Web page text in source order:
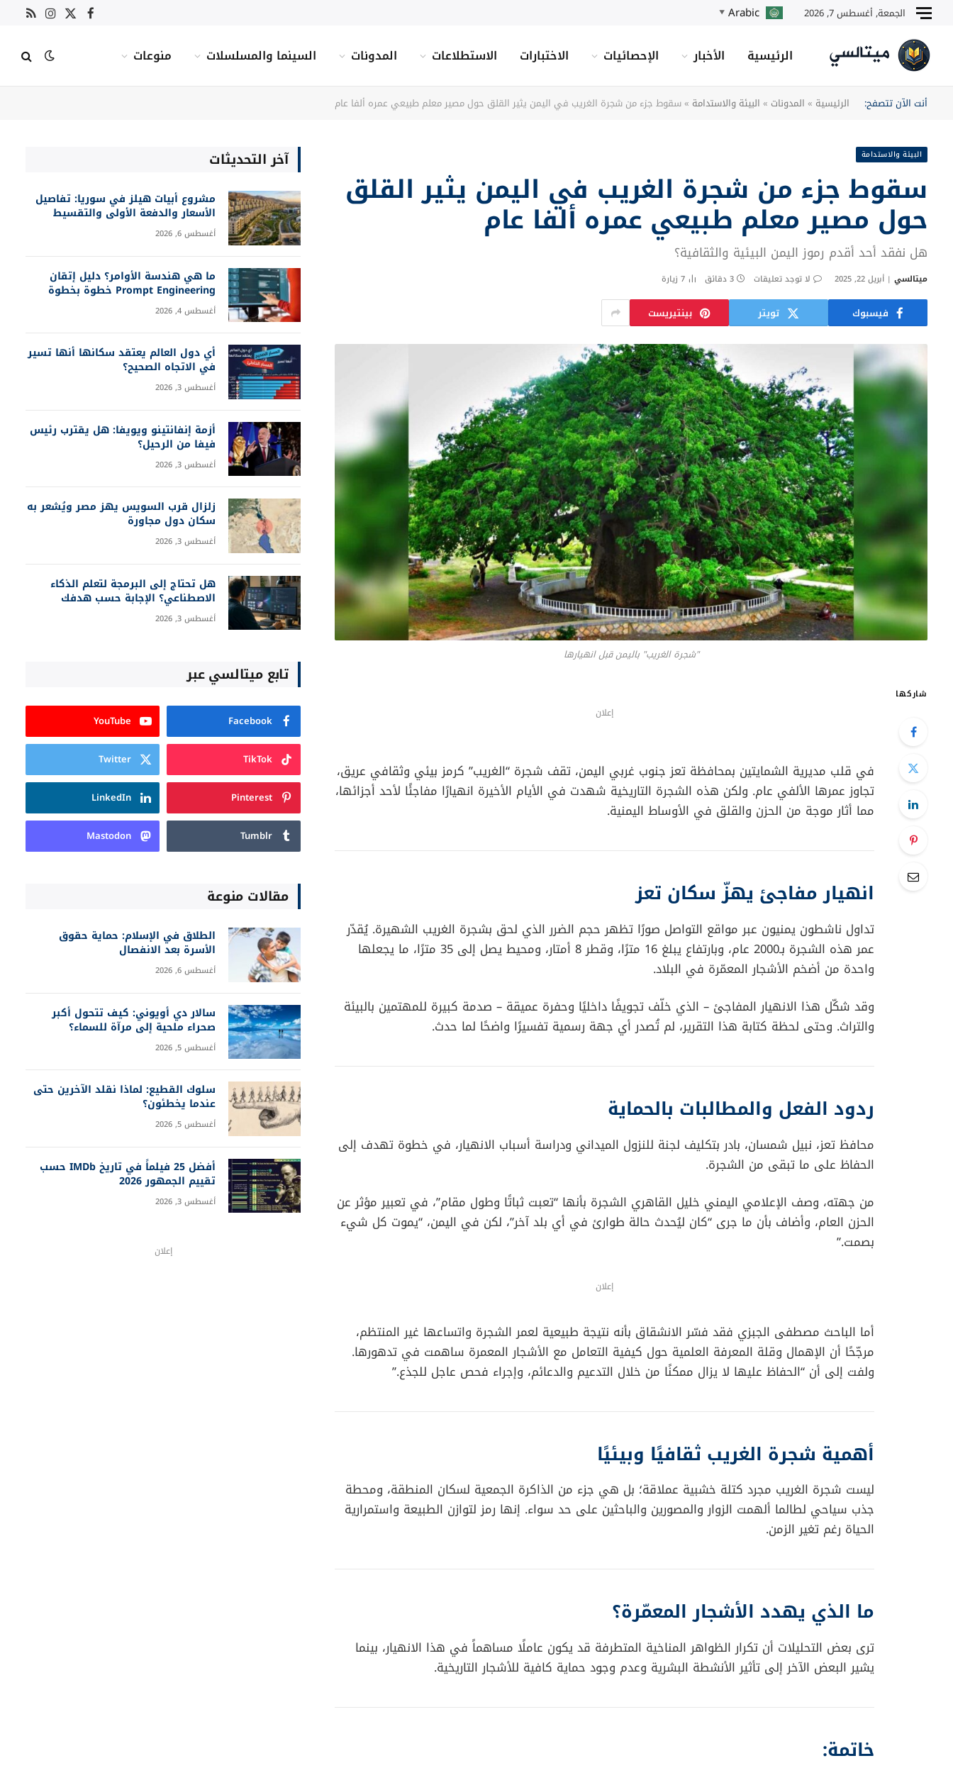
الجمعة, أغسطس 7, 2026 Arabic
▼ فيسبوك
X الانستغرام
RSS
الرئيسية الأخبار الإحصائيات الاختبارات الاستطلاعات المدونات السينما والمسلسلات منوعات
أنت الآن تتصفح: الرئيسية » المدونات » البيئة والاستدامة »سقوط جزء من شجرة الغريب في اليمن يثير القلق حول مصير معلم طبيعي عمره ألفا عام
البيئة والاستدامة
سقوط جزء من شجرة الغريب في اليمن يثير القلق
حول مصير معلم طبيعي عمره ألفا عام
هل نفقد أحد أقدم رموز اليمن البيئية والثقافية؟
ميتالسي أبريل 22, 2025 لا توجد تعليقات 3 دقائق 7 زيارة
فيسبوك تويتر بينتيريست
"شجرة الغريب" باليمن قبل انهيارها
شاركها
إعلان
في قلب مديرية الشمايتين بمحافظة تعز جنوب غربي اليمن، تقف شجرة “الغريب” كرمز بيئي وثقافي عريق،
تجاوز عمرها الألفي عام. ولكن هذه الشجرة التاريخية شهدت في الأيام الأخيرة انهيارًا مفاجئًا لأحد أجزائها،
مما أثار موجة من الحزن والقلق في الأوساط اليمنية.
انهيار مفاجئ يهزّ سكان تعز
تداول ناشطون يمنيون عبر مواقع التواصل صورًا تظهر حجم الضرر الذي لحق بشجرة الغريب الشهيرة. يُقدّر
عمر هذه الشجرة بـ2000 عام، وبارتفاع يبلغ 16 مترًا، وقطر 8 أمتار، ومحيط يصل إلى 35 مترًا، ما يجعلها
واحدة من أضخم الأشجار المعمّرة في البلاد.
وقد شكّل هذا الانهيار المفاجئ – الذي خلّف تجويفًا داخليًا وحفرة عميقة – صدمة كبيرة للمهتمين بالبيئة
والتراث. وحتى لحظة كتابة هذا التقرير، لم تُصدر أي جهة رسمية تفسيرًا واضحًا لما حدث.
ردود الفعل والمطالبات بالحماية
محافظ تعز، نبيل شمسان، بادر بتكليف لجنة للنزول الميداني ودراسة أسباب الانهيار، في خطوة تهدف إلى
الحفاظ على ما تبقى من الشجرة.
من جهته، وصف الإعلامي اليمني خليل القاهري الشجرة بأنها “تعبت ثباتًا وطول مقام”، في تعبير مؤثر عن
الحزن العام، وأضاف بأن ما جرى “كان ليُحدث حالة طوارئ في أي بلد آخر”، لكن في اليمن، “يموت كل شيء
بصمت.”
إعلان
أما الباحث مصطفى الجبزي فقد فسّر الانشقاق بأنه نتيجة طبيعية لعمر الشجرة واتساعها غير المنتظم،
مرجّحًا أن الإهمال وقلة المعرفة العلمية حول كيفية التعامل مع الأشجار المعمرة ساهمت في تدهورها.
ولفت إلى أن “الحفاظ عليها لا يزال ممكنًا من خلال التدعيم والدعائم، وإجراء فحص عاجل للجذع.”
أهمية شجرة الغريب ثقافيًا وبيئيًا
ليست شجرة الغريب مجرد كتلة خشبية عملاقة؛ بل هي جزء من الذاكرة الجمعية لسكان المنطقة، ومحطة
جذب سياحي لطالما ألهمت الزوار والمصورين والباحثين على حد سواء. إنها رمز لتوازن الطبيعة واستمرارية
الحياة رغم تغير الزمن.
ما الذي يهدد الأشجار المعمّرة؟
ترى بعض التحليلات أن تكرار الظواهر المناخية المتطرفة قد يكون عاملًا مساهماً في هذا الانهيار، بينما
يشير البعض الآخر إلى تأثير الأنشطة البشرية وعدم وجود حماية كافية للأشجار التاريخية.
خاتمة:
آخر التحديثات
مشروع أبيات هيلز في سوريا: تفاصيل
الأسعار والدفعة الأولى والتقسيط
أغسطس 6, 2026
ما هي هندسة الأوامر؟ دليل إتقان
Prompt Engineering خطوة بخطوة
أغسطس 4, 2026
أي دول العالم يعتقد سكانها أنها تسير
في الاتجاه الصحيح؟
أغسطس 3, 2026
أزمة إنفانتينو ويويفا: هل يقترب رئيس
فيفا من الرحيل؟
أغسطس 3, 2026
زلزال قرب السويس يهز مصر ويُشعر به
سكان دول مجاورة
أغسطس 3, 2026
هل تحتاج إلى البرمجة لتعلم الذكاء
الاصطناعي؟ الإجابة حسب هدفك
أغسطس 3, 2026
تابع ميتالسي عبر
Facebook
YouTube
TikTok
Twitter
Pinterest
LinkedIn
Tumblr
Mastodon
مقالات منوعة
الطلاق في الإسلام: حماية حقوق
الأسرة بعد الانفصال
أغسطس 6, 2026
سالار دي أويوني: كيف تتحول أكبر
صحراء ملحية إلى مرآة للسماء؟
أغسطس 5, 2026
سلوك القطيع: لماذا نقلد الآخرين حتى
عندما يخطئون؟
أغسطس 5, 2026
أفضل 25 فيلماً في تاريخ IMDb حسب
تقييم الجمهور 2026
أغسطس 3, 2026
إعلان